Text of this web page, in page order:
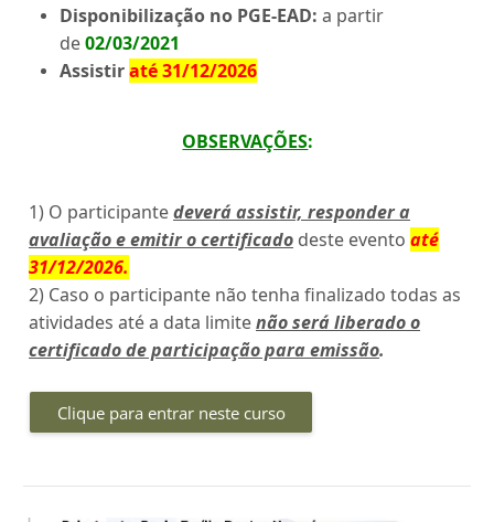
Disponibilização no PGE-EAD: a partir
de02/03/2021
Assistiraté 31/12/2026
OBSERVAÇÕES:
1) O participantedeverá assistir, responder a
avaliação e emitir o certificado deste evento até
31/12/2026.
2) Caso o participante não tenha finalizado todas as
atividades até a data limitenão será liberado o
certificado de participação para emissão.
Clique para entrar neste curso